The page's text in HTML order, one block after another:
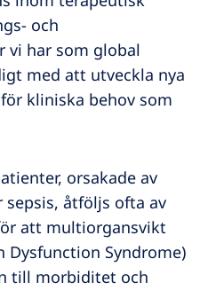
och
vi har som global
med att utveckla nya
kliniska behov som
orsakade av
åtföljs ofta av
att multiorgansvikt
Dysfunction Syndrome)
till morbiditet och